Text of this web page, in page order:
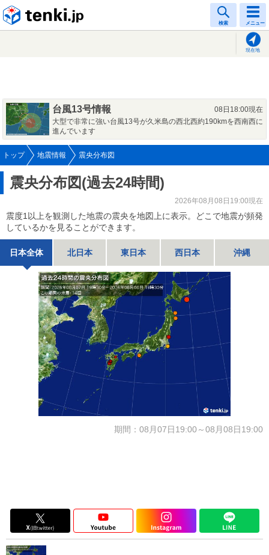
検索 メニュー
現在地
台風13号情報
08日18:00現在
大型で非常に強い台風13号が久米島の西北西約190kmを西南西に
進んでいます
トップ 地震情報 震央分布図
震央分布図(過去24時間)
2026年08月08日19:00現在
震度1以上を観測した地震の震央を地図上に表示。どこで地震が頻発
しているかを見ることができます。
日本全体 北日本 東日本 西日本 沖縄
期間：08月07日19:00～08月08日19:00